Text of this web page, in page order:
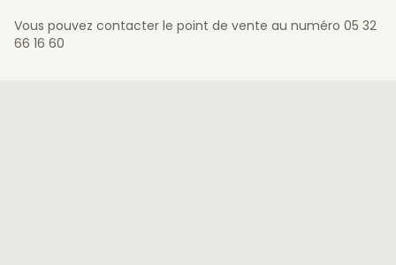
Vous pouvez contacter le point de vente au numéro 05 32
66 16 60